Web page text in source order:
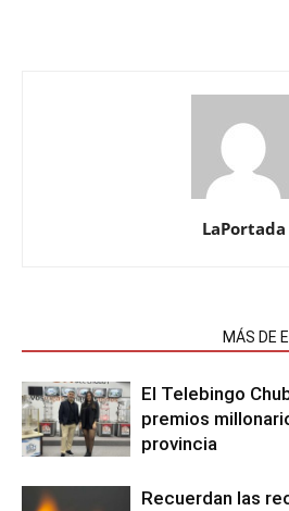
LaPortada
MÁS DE
El Telebingo
premios
provincia
Recuerdan las